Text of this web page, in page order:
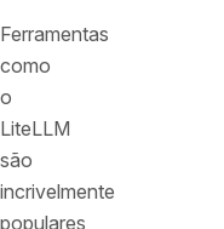
Ferramentas
como
o
LiteLLM
são
incrivelmente
populares